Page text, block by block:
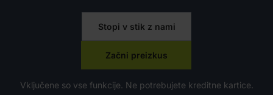
Stopi v stik z nami
Začni preizkus
Vključene so vse funkcije. Ne potrebujete kreditne kartice.